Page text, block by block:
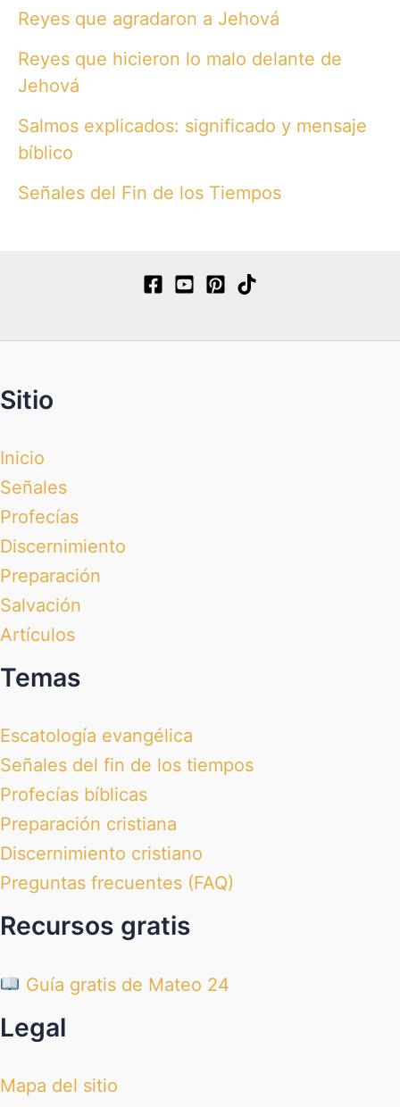
Reyes que agradaron a Jehová
Reyes que hicieron lo malo delante de
Jehová
Salmos explicados: significado y mensaje
bíblico
Señales del Fin de los Tiempos
Sitio
Inicio
Señales
Profecías
Discernimiento
Preparación
Salvación
Artículos
Temas
Escatología evangélica
Señales del fin de los tiempos
Profecías bíblicas
Preparación cristiana
Discernimiento cristiano
Preguntas frecuentes (FAQ)
Recursos gratis
Guía gratis de Mateo 24
Legal
Mapa del sitio